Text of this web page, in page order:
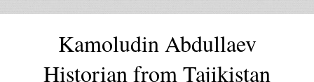
Kamoludin Abdullaev
Historian from Tajikistan